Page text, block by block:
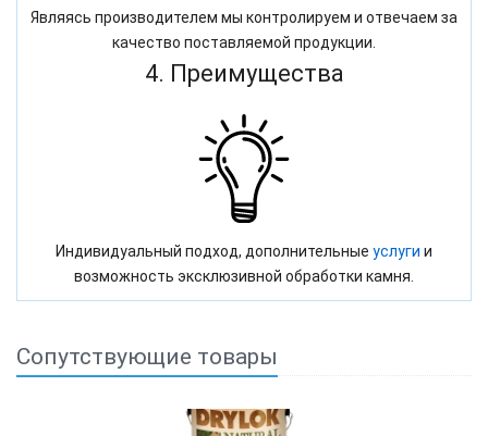
Являясь производителем мы контролируем и отвечаем за
качество поставляемой продукции.
4. Преимущества
Индивидуальный подход, дополнительные услуги и
возможность эксклюзивной обработки камня.
Сопутствующие товары